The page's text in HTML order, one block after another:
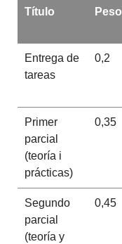
Título Peso
Entrega de
tareas
0,2
Primer
parcial
(teoría i
prácticas)
0,35
Segundo
parcial
(teoría y
0,45